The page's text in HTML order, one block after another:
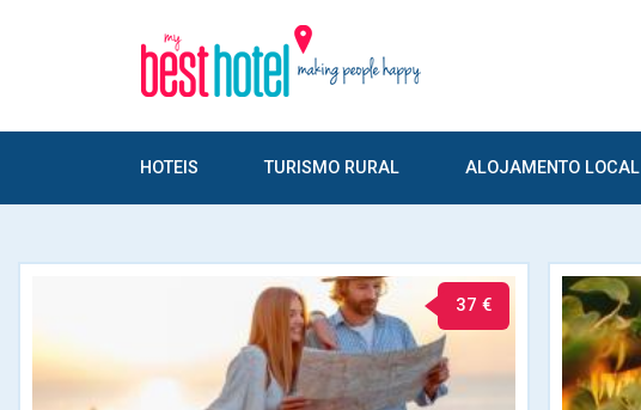
HOTEIS TURISMO RURAL ALOJAMENTO LOCAL
37 €